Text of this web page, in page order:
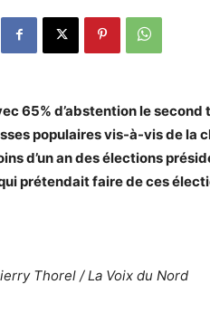
65% d’abstention le
populaires vis-à-vis de la
d’un an des élections
prétendait faire de ces
Thorel / La Voix du Nord